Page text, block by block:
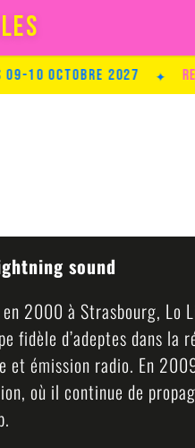
2027 ✦
sound
en 2000 à Strasbourg, Lo
fidèle d’adeptes dans la
et émission radio. En
où il continue de